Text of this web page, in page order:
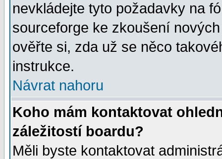
nevkládejte tyto požadavky na
sourceforge ke zkoušení
ověřte si, zda už se něco
instrukce.
Návrat nahoru
Koho mám kontaktovat
záležitostí boardu?
Měli byste kontaktovat